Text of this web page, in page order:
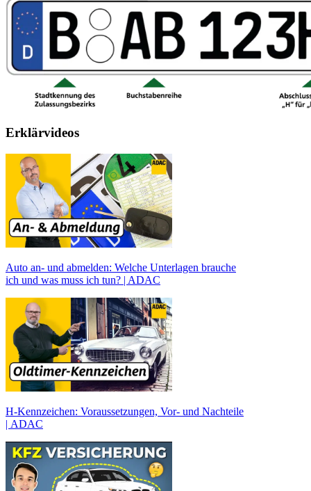
Erklärvideos
Auto an- und abmelden: Welche Unterlagen brauche
ich und was muss ich tun? | ADAC
H-Kennzeichen: Voraussetzungen, Vor- und Nachteile
| ADAC